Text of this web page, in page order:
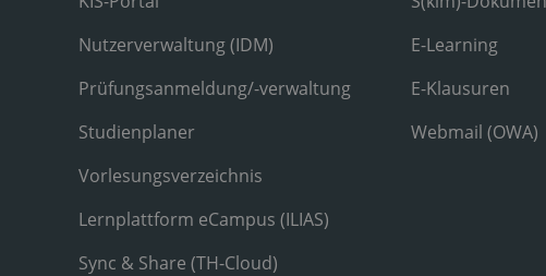
Nutzerverwaltung (IDM)
Prüfungsanmeldung/-verwaltung
Studienplaner
Vorlesungsverzeichnis
Lernplattform eCampus (ILIAS)
Sync & Share (TH-Cloud)
E-Learning
E-Klausuren
Webmail (OWA)